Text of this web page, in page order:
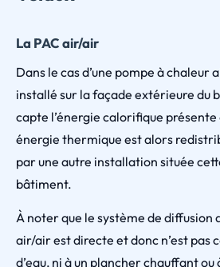
La PAC air/air
Dans le cas d’une pompe à chaleur
installé sur la façade extérieure du
capte l’énergie calorifique présente
énergie thermique est alors
par une autre installation située
bâtiment.
À noter que le système de diffusion
air/air est directe et donc n’est pas
d’eau, ni à un plancher chauffant